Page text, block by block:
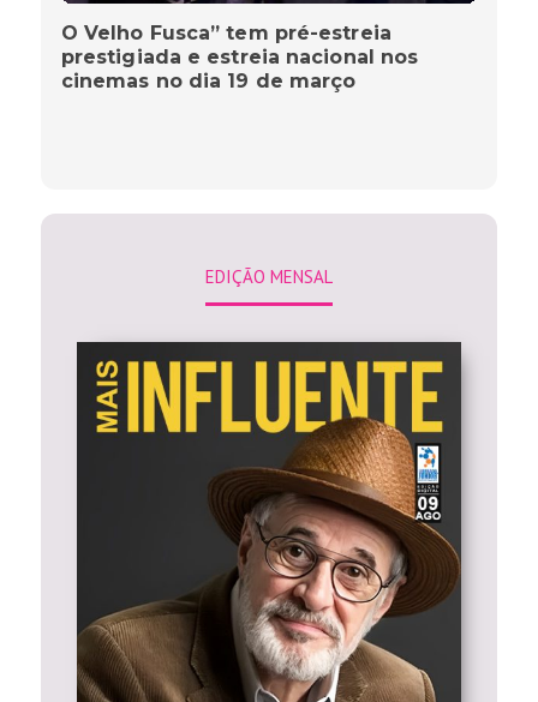
O Velho Fusca” tem pré-estreia
prestigiada e estreia nacional nos
cinemas no dia 19 de março
EDIÇÃO MENSAL